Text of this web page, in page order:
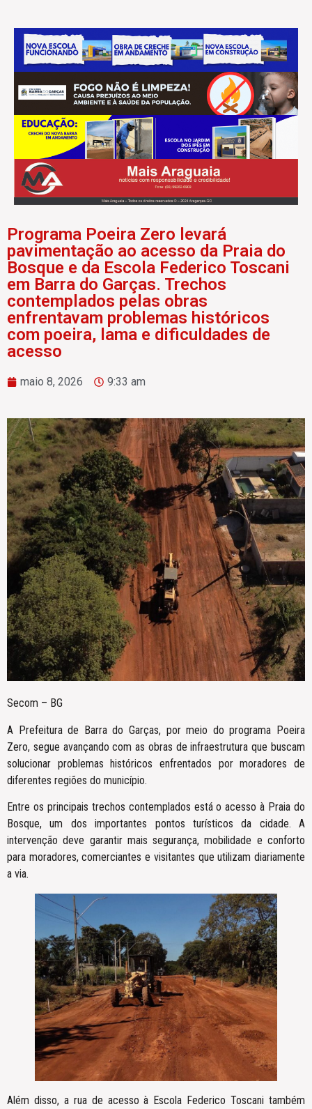
Programa Poeira Zero levará
pavimentação ao acesso da Praia do
Bosque e da Escola Federico Toscani
em Barra do Garças. Trechos
contemplados pelas obras
enfrentavam problemas históricos
com poeira, lama e dificuldades de
acesso
maio 8, 2026 9:33 am
Secom – BG
A Prefeitura de Barra do Garças, por meio do programa Poeira
Zero, segue avançando com as obras de infraestrutura que buscam
solucionar problemas históricos enfrentados por moradores de
diferentes regiões do município.
Entre os principais trechos contemplados está o acesso à Praia do
Bosque, um dos importantes pontos turísticos da cidade. A
intervenção deve garantir mais segurança, mobilidade e conforto
para moradores, comerciantes e visitantes que utilizam diariamente
a via.
Além disso, a rua de acesso à Escola Federico Toscani também